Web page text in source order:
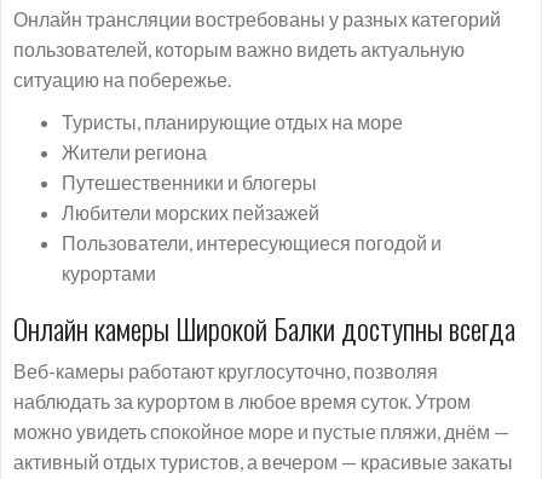
Онлайн трансляции востребованы у разных категорий
пользователей, которым важно видеть актуальную
ситуацию на побережье.
Туристы, планирующие отдых на море
Жители региона
Путешественники и блогеры
Любители морских пейзажей
Пользователи, интересующиеся погодой и
курортами
Онлайн камеры Широкой Балки доступны всегда
Веб-камеры работают круглосуточно, позволяя
наблюдать за курортом в любое время суток. Утром
можно увидеть спокойное море и пустые пляжи, днём —
активный отдых туристов, а вечером — красивые закаты